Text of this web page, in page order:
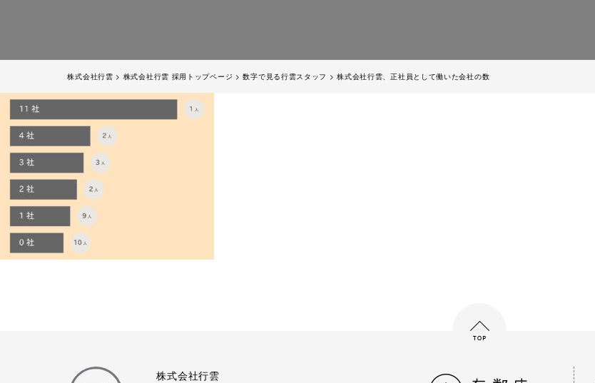
株式会社行雲 > 株式会社行雲 採用トップページ >数字で見る行雲スタッフ >株式会社行雲、正社員として働いた会社の数
株式会社行雲